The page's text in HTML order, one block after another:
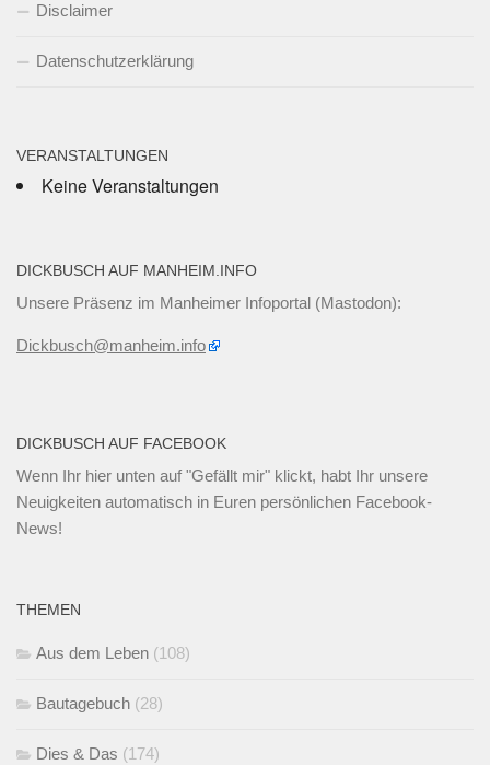
Disclaimer
Datenschutzerklärung
VERANSTALTUNGEN
Keine Veranstaltungen
DICKBUSCH AUF MANHEIM.INFO
Unsere Präsenz im Manheimer Infoportal (Mastodon):
Dickbusch@manheim.info
DICKBUSCH AUF FACEBOOK
Wenn Ihr hier unten auf "Gefällt mir" klickt, habt Ihr unsere
Neuigkeiten automatisch in Euren persönlichen Facebook-
News!
THEMEN
Aus dem Leben (108)
Bautagebuch (28)
Dies & Das (174)